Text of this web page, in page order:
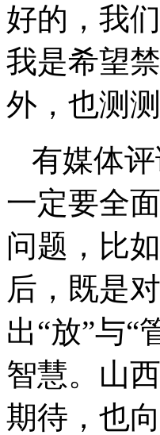
好的，我
我是希望
外，也测
有媒体
一定要全
问题，比
后，既是
出“放”与“
智慧。山
期待，也